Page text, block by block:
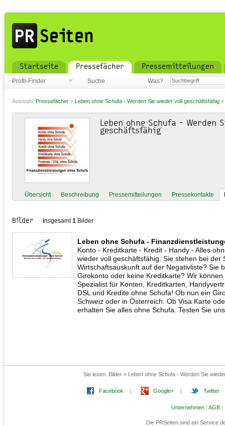
Startseite Pressefächer Pressemitteilungen
Profil-Finder Suche Was?
Auswahl: Pressefächer » Leben ohne Schufa - Werden Sie wieder voll geschäftsfähig »
Leben ohne Schufa - Werden
geschäftsfähig
Übersicht Beschreibung Pressemitteilungen Pressekontakte
Bilder Insgesamt1 Bilder
Leben ohne Schufa -
Konto - Kreditkarte - Kredit - Handy - Alles
wieder voll geschäftsfähig. Sie stehen bei der
Wirtschaftsauskunft auf der Negativliste? Sie
Girokonto oder keine Kreditkarte? Wir
Spezialist für Konten, Kreditkarten,
DSL und Kredite ohne Schufa! Ob nun ein
Schweiz oder in Österreich. Ob Visa Karte
erhalten Sie alles ohne Schufa. Testen Sie
Sie lesen: Bilder « Leben ohne Schufa - Werden Sie
Facebook | Google+ | Twitter
Unternehmen | AGB |
Die PRSeiten sind ein Service